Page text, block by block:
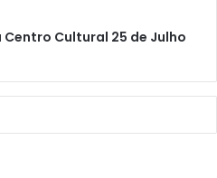
Cultural 25 de Julho